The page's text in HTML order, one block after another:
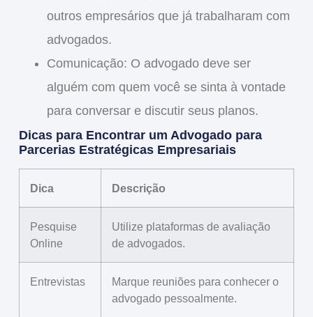
outros empresários que já trabalharam com
advogados.
Comunicação: O advogado deve ser
alguém com quem você se sinta à vontade
para conversar e discutir seus planos.
Dicas para Encontrar um Advogado para
Parcerias Estratégicas Empresariais
Dica Descrição
Pesquise
Online
Utilize plataformas de avaliação
de advogados.
Entrevistas
Marque reuniões para conhecer o
advogado pessoalmente.